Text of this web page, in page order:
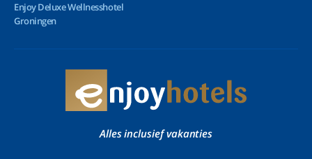
Enjoy Deluxe Wellnesshotel
Groningen
Alles inclusief vakanties